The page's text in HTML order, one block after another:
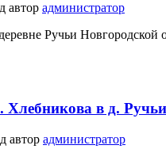
автор администратор
Ручьи Новгородской
в д.
автор администратор